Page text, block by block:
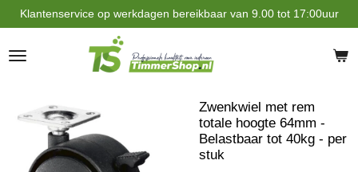
Ga
direct
naar
de
Klantenservice op werkdagen bereikbaar van 9.00 tot 17:00uur
Zwenkwiel met rem
totale hoogte 64mm -
Belastbaar tot 40kg - per
stuk